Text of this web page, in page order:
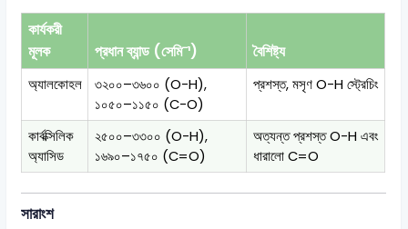
কার্যকরী
মূলক
প্রধান ব্যান্ড (সেমি⁻¹) বৈশিষ্ট্য
অ্যালকোহল
৩২০০–৩৬০০ (O-H),
১০৫০–১১৫০ (C-O)
প্রশস্ত, মসৃণ O-H স্ট্রেচিং
কার্বক্সিলিক
অ্যাসিড
২৫০০–৩৩০০ (O-H),
১৬৯০–১৭৫০ (C=O)
অত্যন্ত প্রশস্ত O-H এবং
ধারালো C=O
সারাংশ